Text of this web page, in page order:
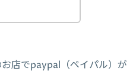
店でpaypal（ペイパル）が